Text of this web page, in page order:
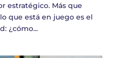
estratégico. Más que
que está en juego es el
¿cómo...